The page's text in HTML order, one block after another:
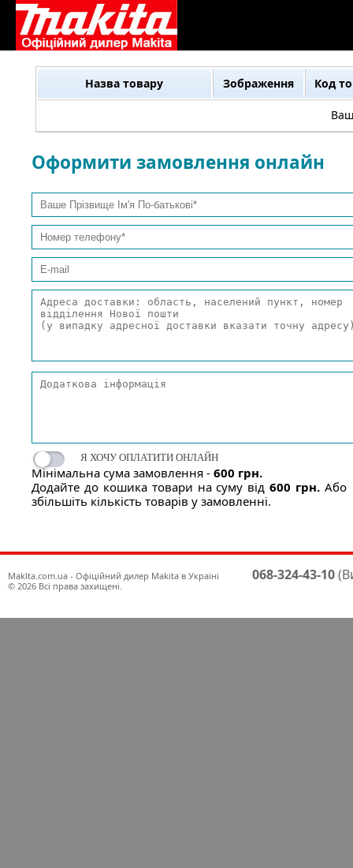
Назва товару Зображення Код
Оформити замовлення онлайн
Я ХОЧУ ОПЛАТИТИ ОНЛАЙН
Мінімальна сума замовлення - 600 грн.
Додайте до кошика товари на суму від600 грн. Або
збільшіть кількість товарів у замовленні.
Maklta.com.ua - Офіційний дилер Makita в Україні
© 2026 Всі права захищені.
068-324-43-10